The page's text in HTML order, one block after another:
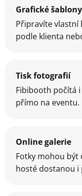
Grafické šablony
Připravíte vlastní
podle klienta
Tisk fotografií
Fibibooth počítá
přímo na eventu.
Online galerie
Fotky mohou být
hosté dostanou i